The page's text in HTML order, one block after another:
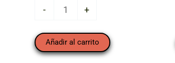
-
Calabacín
+
Añadir al carrito